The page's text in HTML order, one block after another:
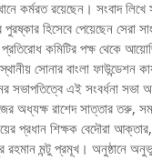
কর্মরত রয়েছেন। সংবাদ
হিসেবে পেয়েছেন সেরা
প্রতিরোধ কমিটির পক্ষ থেকে
সোনার বাংলা ফাউন্ডেশন
সভাপতিত্বে এই সংবর্ধনা
অধ্যক্ষ রাশেদ সাত্তার তরু,
প্রধান শিক্ষক বেদৌরা
রহমান মন্টু প্রমূখ। অনুষ্ঠানে